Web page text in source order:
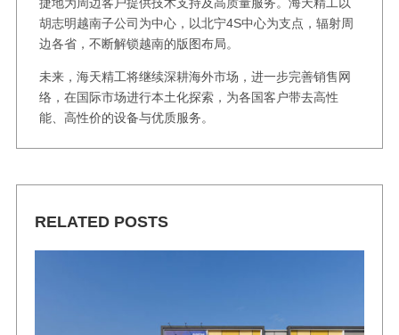
胡志明越南子公司为中心，以北宁4S中心为支点，辐射周
边各省，不断解锁越南的版图布局。
未来，海天精工将继续深耕海外市场，进一步完善销售网
络，在国际市场进行本土化探索，为各国客户带去高性
能、高性价的设备与优质服务。
RELATED POSTS